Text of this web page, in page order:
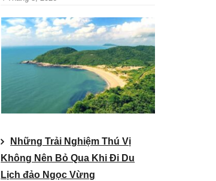
Những Trải Nghiệm Thú Vị
Không Nên Bỏ Qua Khi Đi Du
Lịch đảo Ngọc Vừng